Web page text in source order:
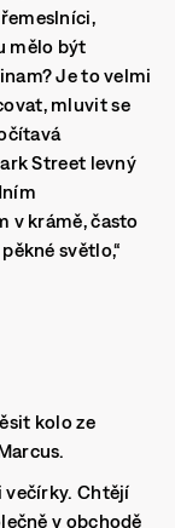
mělo být
Je to velmi
mluvit se
Street levný
v krámě, často
světlo,“
kolo ze
večírky. Chtějí
v obchodě